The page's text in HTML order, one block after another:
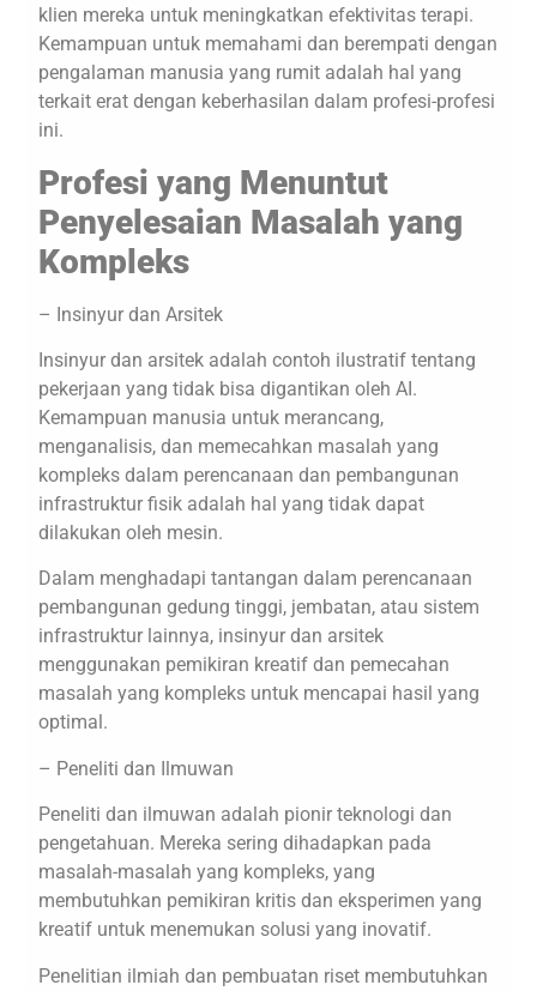
klien mereka untuk meningkatkan efektivitas terapi.
Kemampuan untuk memahami dan berempati dengan
pengalaman manusia yang rumit adalah hal yang
terkait erat dengan keberhasilan dalam profesi-profesi
ini.
Profesi yang Menuntut
Penyelesaian Masalah yang
Kompleks
– Insinyur dan Arsitek
Insinyur dan arsitek adalah contoh ilustratif tentang
pekerjaan yang tidak bisa digantikan oleh AI.
Kemampuan manusia untuk merancang,
menganalisis, dan memecahkan masalah yang
kompleks dalam perencanaan dan pembangunan
infrastruktur fisik adalah hal yang tidak dapat
dilakukan oleh mesin.
Dalam menghadapi tantangan dalam perencanaan
pembangunan gedung tinggi, jembatan, atau sistem
infrastruktur lainnya, insinyur dan arsitek
menggunakan pemikiran kreatif dan pemecahan
masalah yang kompleks untuk mencapai hasil yang
optimal.
– Peneliti dan Ilmuwan
Peneliti dan ilmuwan adalah pionir teknologi dan
pengetahuan. Mereka sering dihadapkan pada
masalah-masalah yang kompleks, yang
membutuhkan pemikiran kritis dan eksperimen yang
kreatif untuk menemukan solusi yang inovatif.
Penelitian ilmiah dan pembuatan riset membutuhkan